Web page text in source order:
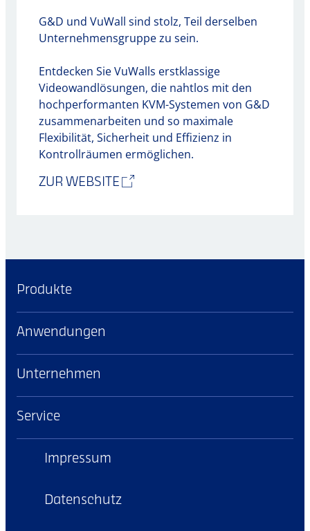
G&D und VuWall sind stolz, Teil derselben
Unternehmensgruppe zu sein.
Entdecken Sie VuWalls erstklassige
Videowandlösungen, die nahtlos mit den
hochperformanten KVM-Systemen von G&D
zusammenarbeiten und so maximale
Flexibilität, Sicherheit und Effizienz in
Kontrollräumen ermöglichen.
ZUR WEBSITE
Produkte
Anwendungen
Unternehmen
Service
Impressum
Datenschutz